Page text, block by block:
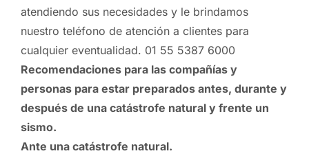
atendiendo sus necesidades y le brindamos
nuestro teléfono de atención a clientes para
cualquier eventualidad. 01 55 5387 6000
Recomendaciones para las compañías y
personas para estar preparados antes, durante y
después de una catástrofe natural y frente un
sismo.
Ante una catástrofe natural.